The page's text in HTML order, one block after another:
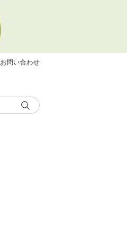
お問い合わせ